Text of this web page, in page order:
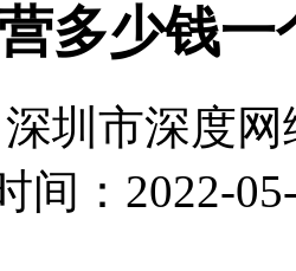
多少钱一
圳市深度
间：2022-